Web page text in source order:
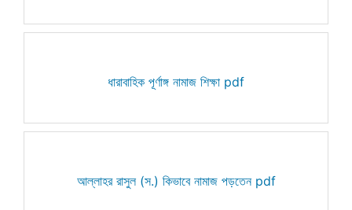
ধারাবাহিক পূর্ণাঙ্গ নামাজ শিক্ষা pdf
আল্লাহর রাসুল (স.) কিভাবে নামাজ পড়তেন pdf